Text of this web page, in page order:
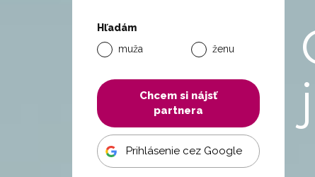
Hľadám
muža
ženu
Chcem si nájsť
partnera
Prihlásenie cez Google